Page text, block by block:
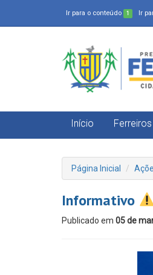
Ir para o conteúdo 1 Ir
Início Ferreiros
Página Inicial
Informativo
Publicado em 05 de